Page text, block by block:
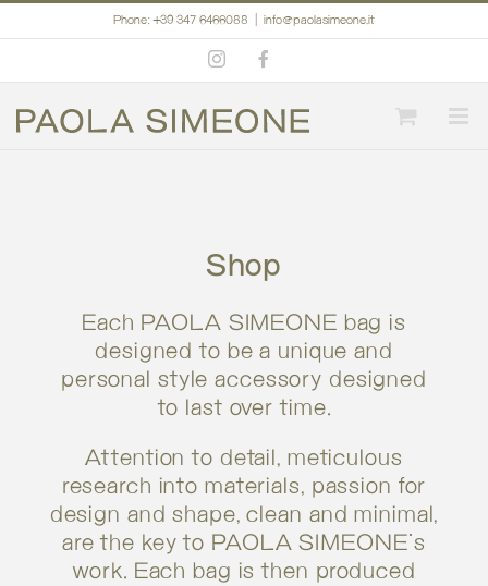
to
Phone: +39 347 6466088 info@paolasimeone.it
Instagram
Shop
Each PAOLA SIMEONE bag is
designed to be a unique and
personal style accessory designed
to last over time.
Attention to detail, meticulous
research into materials, passion for
design and shape, clean and minimal,
are the key to PAOLA SIMEONE's
work. Each bag is then produced